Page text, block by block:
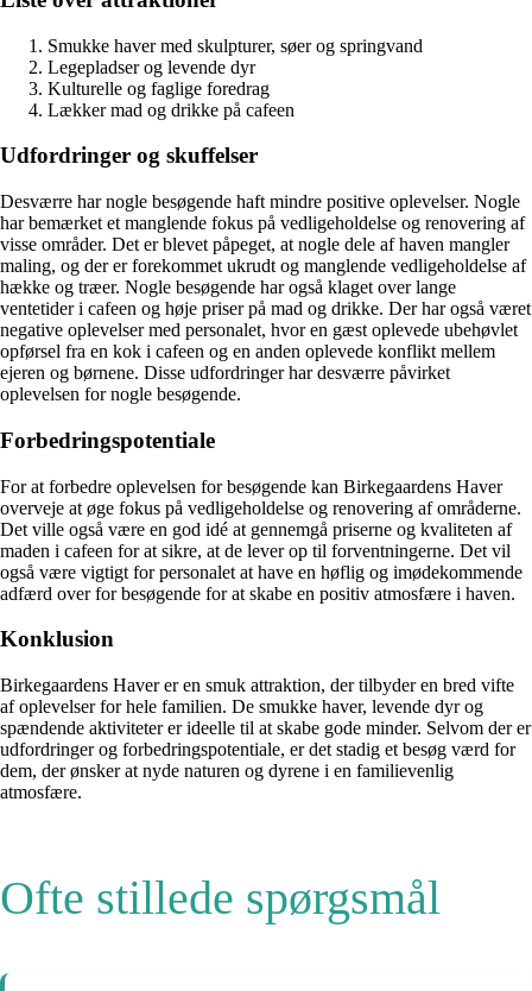
Smukke haver med skulpturer, søer og springvand
Legepladser og levende dyr
Kulturelle og faglige foredrag
Lækker mad og drikke på cafeen
Udfordringer og skuffelser
Desværre har nogle besøgende haft mindre positive oplevelser. Nogle
har bemærket et manglende fokus på vedligeholdelse og renovering af
visse områder. Det er blevet påpeget, at nogle dele af haven mangler
maling, og der er forekommet ukrudt og manglende vedligeholdelse af
hække og træer. Nogle besøgende har også klaget over lange
ventetider i cafeen og høje priser på mad og drikke. Der har også været
negative oplevelser med personalet, hvor en gæst oplevede ubehøvlet
opførsel fra en kok i cafeen og en anden oplevede konflikt mellem
ejeren og børnene. Disse udfordringer har desværre påvirket
oplevelsen for nogle besøgende.
Forbedringspotentiale
For at forbedre oplevelsen for besøgende kan Birkegaardens Haver
overveje at øge fokus på vedligeholdelse og renovering af områderne.
Det ville også være en god idé at gennemgå priserne og kvaliteten af
maden i cafeen for at sikre, at de lever op til forventningerne. Det vil
også være vigtigt for personalet at have en høflig og imødekommende
adfærd over for besøgende for at skabe en positiv atmosfære i haven.
Konklusion
Birkegaardens Haver er en smuk attraktion, der tilbyder en bred vifte
af oplevelser for hele familien. De smukke haver, levende dyr og
spændende aktiviteter er ideelle til at skabe gode minder. Selvom der er
udfordringer og forbedringspotentiale, er det stadig et besøg værd for
dem, der ønsker at nyde naturen og dyrene i en familievenlig
atmosfære.
Ofte stillede spørgsmål